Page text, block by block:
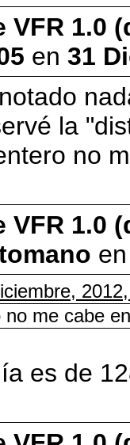
VFR 1.0
en 31
la
no
VFR 1.0
me cabe
es de